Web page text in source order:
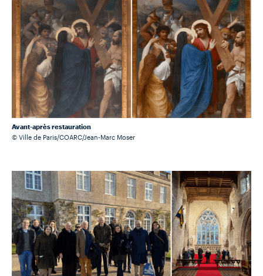
Avant-après restauration
© Ville de Paris/COARC/Jean-Marc Moser